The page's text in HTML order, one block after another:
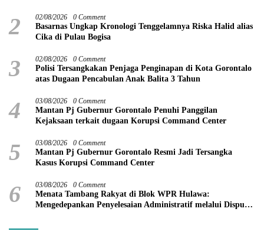
2 02/08/2026 0 Comment
Basarnas Ungkap Kronologi Tenggelamnya Riska Halid alias
Cika di Pulau Bogisa
3 02/08/2026 0 Comment
Polisi Tersangkakan Penjaga Penginapan di Kota Gorontalo
atas Dugaan Pencabulan Anak Balita 3 Tahun
4 03/08/2026 0 Comment
Mantan Pj Gubernur Gorontalo Penuhi Panggilan
Kejaksaan terkait dugaan Korupsi Command Center
5 03/08/2026 0 Comment
Mantan Pj Gubernur Gorontalo Resmi Jadi Tersangka
Kasus Korupsi Command Center
6 03/08/2026 0 Comment
Menata Tambang Rakyat di Blok WPR Hulawa:
Mengedepankan Penyelesaian Administratif melalui Dispute